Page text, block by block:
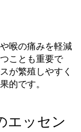
喉の痛みを軽減
ことも重要で
が繁殖しやすく
的です。
エッセン